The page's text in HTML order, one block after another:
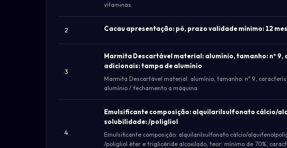
vitaminas
2 Cacau apresentação: pó, prazo validade mínimo: 12
3
Marmita Descartável material: alumínio, tamanho: nº
adicionais: tampa de alumínio
Marmita Descartável material: alumínio, tamanho: nº 9,
alumínio / fechamento a máquina.
4
Emulsificante composição: alquilarilsulfonato cálcio/
solubilidade: /poligliol
Emulsificante composição: alquilarilsulfonato cálcio/
/poligliol éter e triglicéride alcoxilado, teor: mínimo de 70%,